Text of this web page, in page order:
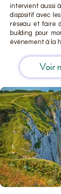
intervient aussi
dispositif avec
réseau et faire
building pour
événement à la
Voir